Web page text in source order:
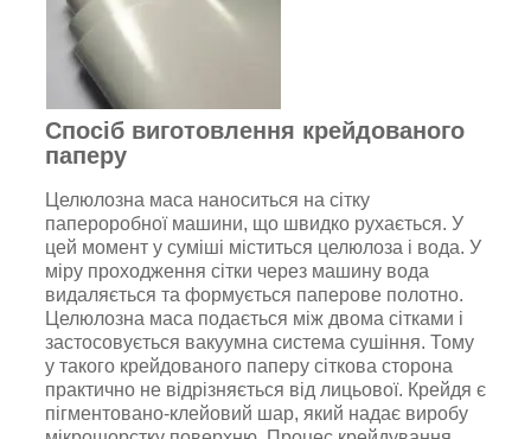
Спосіб виготовлення крейдованого
паперу
Целюлозна маса наноситься на сітку
папероробної машини, що швидко рухається. У
цей момент у суміші міститься целюлоза і вода. У
міру проходження сітки через машину вода
видаляється та формується паперове полотно.
Целюлозна маса подається між двома сітками і
застосовується вакуумна система сушіння. Тому
у такого крейдованого паперу сіткова сторона
практично не відрізняється від лицьової. Крейдя є
пігментовано-клейовий шар, який надає виробу